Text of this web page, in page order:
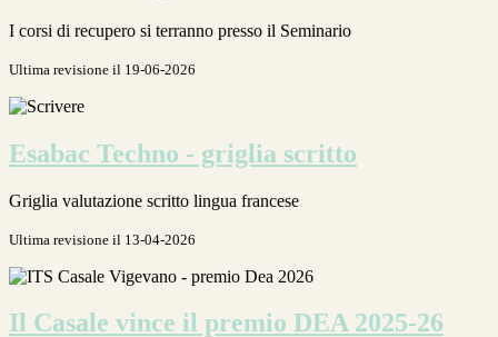
I corsi di recupero si terranno presso il Seminario
Ultima revisione il 19-06-2026
Esabac Techno - griglia scritto
Griglia valutazione scritto lingua francese
Ultima revisione il 13-04-2026
Il Casale vince il premio DEA 2025-26